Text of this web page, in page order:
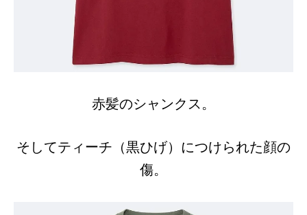
赤髪のシャンクス。
そしてティーチ（黒ひげ）につけられた顔の
傷。